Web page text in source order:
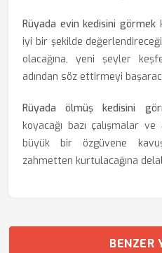
Rüyada evin kedisini görmek
iyi bir şekilde
olacağına, yeni şeyler
adından söz ettirmeyi
Rüyada ölmüş kedisini
koyacağı bazı çalışmalar
büyük bir özgüvene
zahmetten kurtulacağına
BENZER